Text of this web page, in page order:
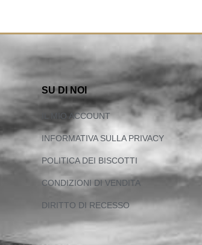
SU DI NOI
IL MIO ACCOUNT
INFORMATIVA SULLA PRIVACY
POLITICA DEI BISCOTTI
CONDIZIONI DI VENDITA
DIRITTO DI RECESSO